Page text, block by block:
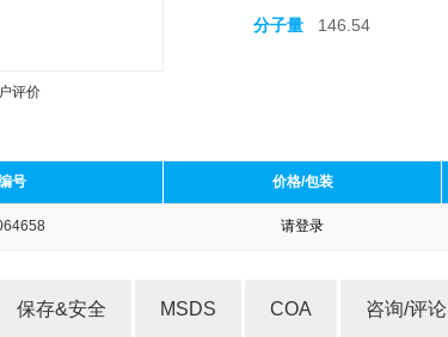
评价
分子量 146.54
号 价格/包装
请登录
保存&安全 MSDS COA 咨询/评论